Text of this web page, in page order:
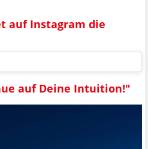
auf Instagram die
auf Deine Intuition!"